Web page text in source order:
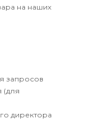
на наших
запросов
(для
директора